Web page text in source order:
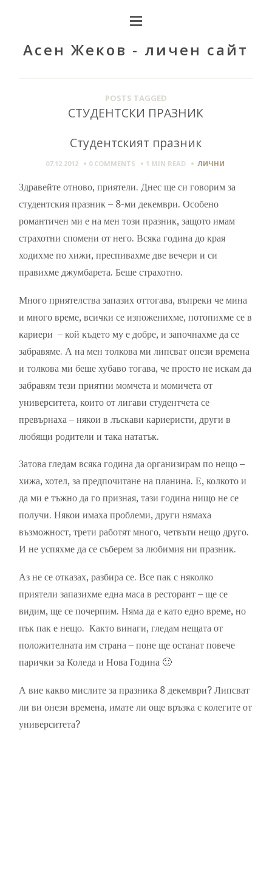
Асен Жеков - личен сайт
POSTS TAGGED
СТУДЕНТСКИ ПРАЗНИК
Студентският празник
07.12.2012 0 COMMENTS 1 MIN READ ЛИЧНИ
Здравейте отново, приятели. Днес ще си говорим за
студентския празник – 8-ми декември. Особено
романтичен ми е на мен този празник, защото имам
страхотни спомени от него. Всяка година до края
ходихме по хижи, преспивахме две вечери и си
правихме джумбарета. Беше страхотно.
Много приятелства запазих оттогава, въпреки че мина
и много време, всички се изпоженихме, потопихме се в
кариери – кой където му е добре, и започнахме да се
забравяме. А на мен толкова ми липсват онези времена
и толкова ми беше хубаво тогава, че просто не искам да
забравям тези приятни момчета и момичета от
университета, които от лигави студентчета се
превърнаха – някои в лъскави кариеристи, други в
любящи родители и така нататък.
Затова гледам всяка година да организирам по нещо –
хижа, хотел, за предпочитане на планина. Е, колкото и
да ми е тъжно да го призная, тази година нищо не се
получи. Някои имаха проблеми, други нямаха
възможност, трети работят много, четвъти нещо друго.
И не успяхме да се съберем за любимия ни празник.
Аз не се отказах, разбира се. Все пак с няколко
приятели запазихме една маса в ресторант – ще се
видим, ще се почерпим. Няма да е като едно време, но
пък пак е нещо. Както винаги, гледам нещата от
положителната им страна – поне ще останат повече
парички за Коледа и Нова Година 🙂
А вие какво мислите за празника 8 декември? Липсват
ли ви онези времена, имате ли още връзка с колегите от
университета?